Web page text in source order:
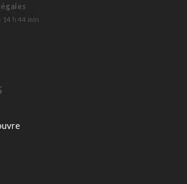
14 h 44 min